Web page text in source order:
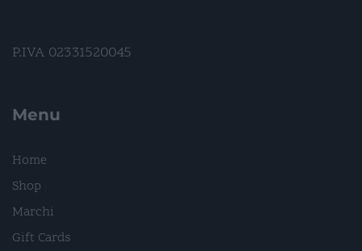
P.IVA 02331520045
Menu
Home
Shop
Marchi
Gift Cards